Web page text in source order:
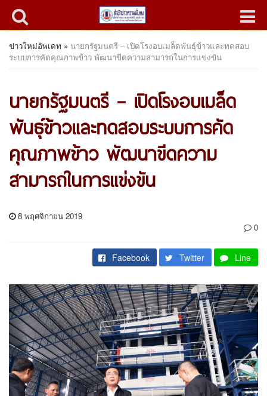
ข่าวใหม่อัพเดท » นายกรัฐมนตรี – เปิดโรงอบเมล็ดพันธุ์ข้าวและทดสอบ
ระบบการคัดคุณภาพข้าว พัฒนาขีดความสามารถในการแข่งขัน
นายกรัฐมนตรี – เปิดโรงอบเมล็ด
พันธุ์ข้าวและทดสอบระบบการคัด
คุณภาพข้าว พัฒนาขีดความ
สามารถในการแข่งขัน
8 พฤศจิกายน 2019
0
Facebook Twitter Line